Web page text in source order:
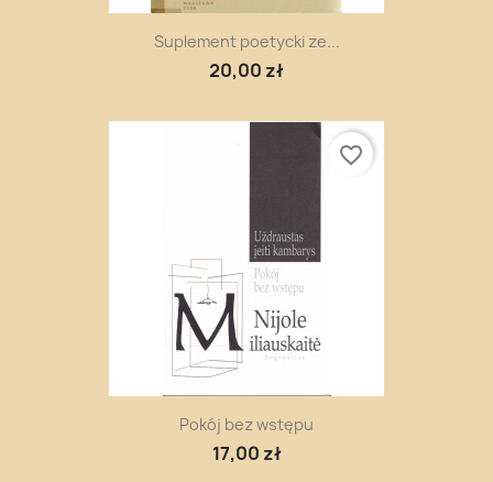
Suplement poetycki ze...
20,00 zł
Pokój bez wstępu
17,00 zł
favorite_border